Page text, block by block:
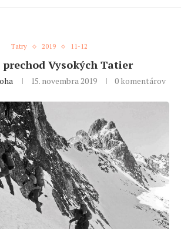
Tatry 2019 11-12
Vysokých Tatier
15. novembra 2019 0 komentárov